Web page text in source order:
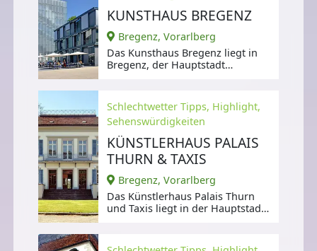
KUNSTHAUS BREGENZ
Bregenz, Vorarlberg
Das Kunsthaus Bregenz liegt in
Bregenz, der Hauptstadt
Schlechtwetter Tipps, Highlight,
Sehenswürdigkeiten
KÜNSTLERHAUS PALAIS
THURN & TAXIS
Bregenz, Vorarlberg
Das Künstlerhaus Palais Thurn
und Taxis liegt in der Hauptstadt